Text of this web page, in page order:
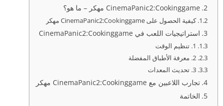
CinemaPanic2:Cookinggame مهكر – ما هو؟
كيفية الحصول على CinemaPanic2:Cookinggame مهكر
استراتيجيات اللعب في CinemaPanic2:Cookinggame
1. تنظيم الوقت
2. معرفة الأطباق المفضلة
3. تحديث المعدات
تجارب اللاعبين مع CinemaPanic2:Cookinggame مهكر
الخاتمة